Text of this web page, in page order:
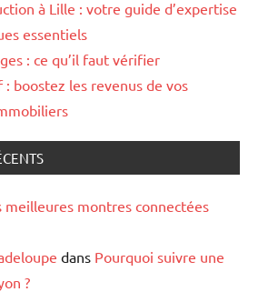
à Lille : votre guide d’expertise
essentiels
: ce qu’il faut vérifier
boostez les revenus de vos
meilleures montres connectées
dans Pourquoi suivre une
?